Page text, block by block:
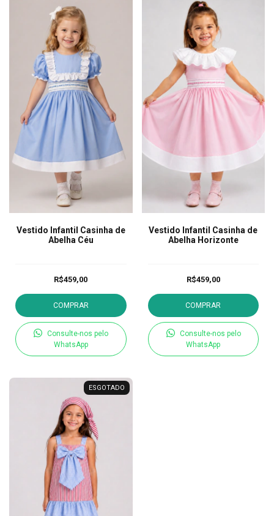
Vestido Infantil Casinha de
Abelha Céu
R$459,00
COMPRAR
Consulte-nos pelo
WhatsApp
Vestido Infantil Casinha de
Abelha Horizonte
R$459,00
COMPRAR
Consulte-nos pelo
WhatsApp
ESGOTADO